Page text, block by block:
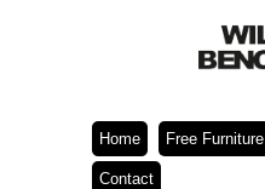
Home Free Furniture
Contact